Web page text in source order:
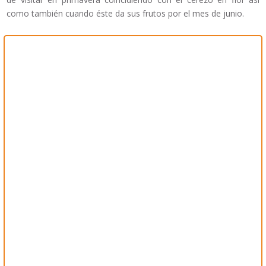
como también cuando éste da sus frutos por el mes de junio.